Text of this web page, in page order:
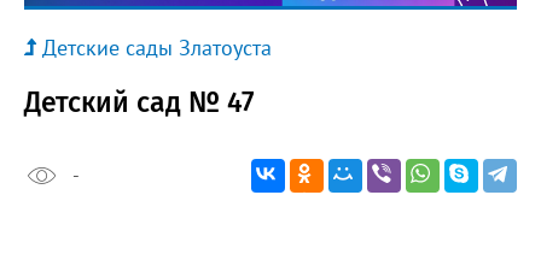
Детские сады Златоуста
Детский сад № 47
-